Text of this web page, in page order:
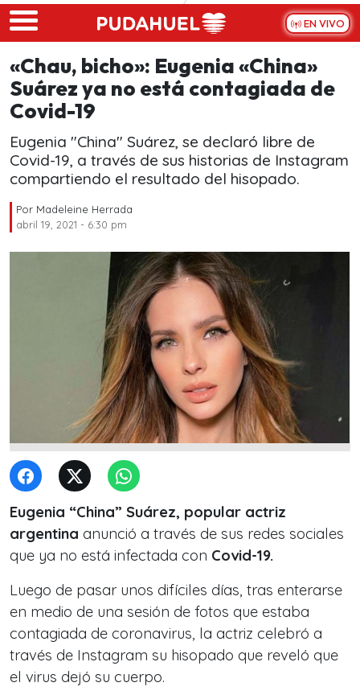
Skip to main content
EN VIVO
«Chau, bicho»: Eugenia «China»
Suárez ya no está contagiada de
Covid-19
Eugenia "China" Suárez, se declaró libre de
Covid-19, a través de sus historias de Instagram
compartiendo el resultado del hisopado.
Por Madeleine Herrada
abril 19, 2021 - 6:30 pm
Eugenia “China” Suárez, popular actriz
argentina anunció a través de sus redes sociales
que ya no está infectada con Covid-19.
Luego de pasar unos difíciles días, tras enterarse
en medio de una sesión de fotos que estaba
contagiada de coronavirus, la actriz celebró a
través de Instagram su hisopado que reveló que
el virus dejó su cuerpo.